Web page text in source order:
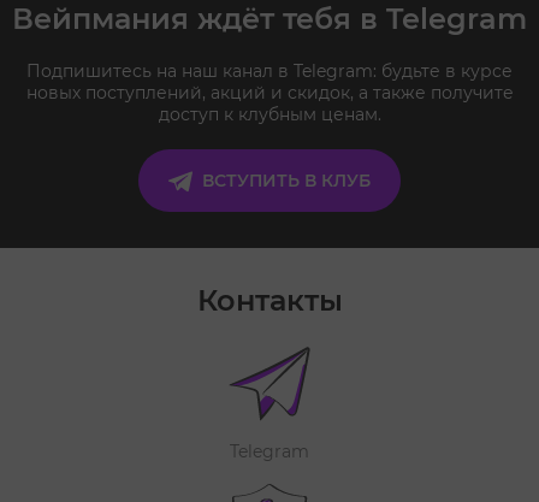
Вейпмания ждёт тебя в Telegram
Подпишитесь на наш канал в Telegram: будьте в курсе
новых поступлений, акций и скидок, а также получите
доступ к клубным ценам.
ВСТУПИТЬ В КЛУБ
Контакты
Telegram